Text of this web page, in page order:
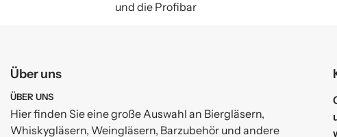
und die Profibar
Über uns
ÜBER UNS
Hier finden Sie eine große Auswahl an Biergläsern,
Whiskygläsern, Weingläsern, Barzubehör und andere